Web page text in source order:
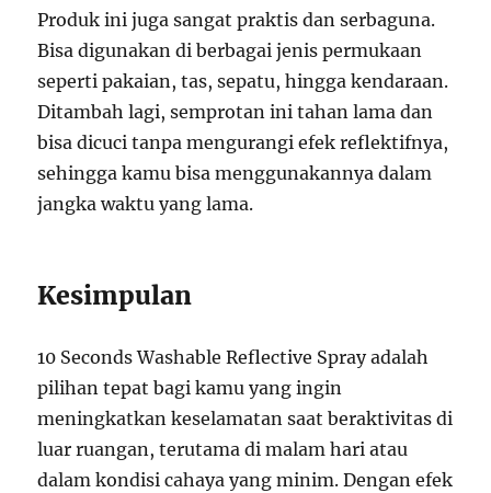
Produk ini juga sangat praktis dan serbaguna.
Bisa digunakan di berbagai jenis permukaan
seperti pakaian, tas, sepatu, hingga kendaraan.
Ditambah lagi, semprotan ini tahan lama dan
bisa dicuci tanpa mengurangi efek reflektifnya,
sehingga kamu bisa menggunakannya dalam
jangka waktu yang lama.
Kesimpulan
10 Seconds Washable Reflective Spray adalah
pilihan tepat bagi kamu yang ingin
meningkatkan keselamatan saat beraktivitas di
luar ruangan, terutama di malam hari atau
dalam kondisi cahaya yang minim. Dengan efek